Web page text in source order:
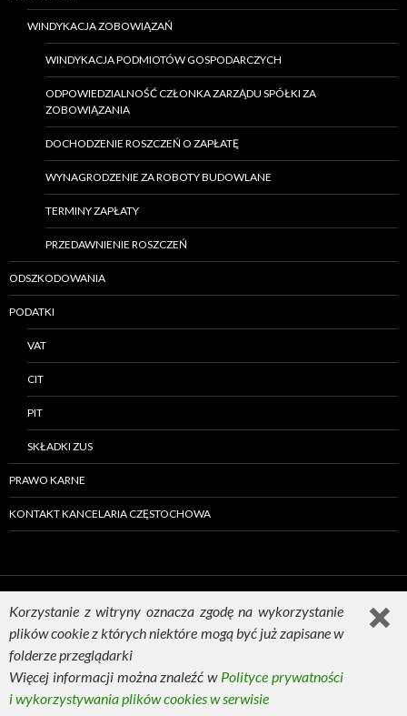
WINDYKACJA ZOBOWIĄZAŃ
WINDYKACJA PODMIOTÓW GOSPODARCZYCH
ODPOWIEDZIALNOŚĆ CZŁONKA ZARZĄDU SPÓŁKI ZA
ZOBOWIĄZANIA
DOCHODZENIE ROSZCZEŃ O ZAPŁATĘ
WYNAGRODZENIE ZA ROBOTY BUDOWLANE
TERMINY ZAPŁATY
PRZEDAWNIENIE ROSZCZEŃ
ODSZKODOWANIA
PODATKI
VAT
CIT
PIT
SKŁADKI ZUS
PRAWO KARNE
KONTAKT KANCELARIA CZĘSTOCHOWA
Dumnie wspierane przez WordPressa
Korzystanie z witryny oznacza zgodę na wykorzystanie
plików cookie z których niektóre mogą być już zapisane w
folderze przeglądarki
Więcej informacji można znaleźć w Polityce prywatności
i wykorzystywania plików cookies w serwisie